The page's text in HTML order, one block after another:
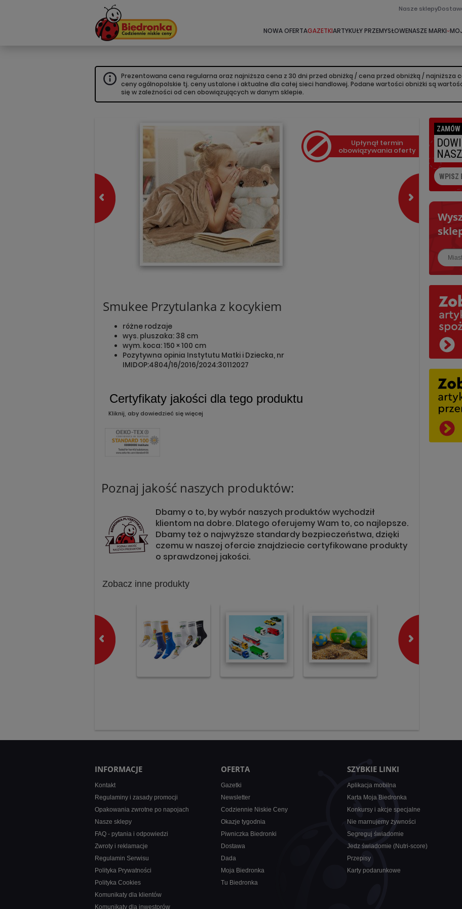
Nasze sklepy
NOWA OFERTAGAZETKIARTYKUŁY PRZEMYSŁOWENASZE MARKI
Prezentowana cena regularna oraz najniższa cena z 30 dni przed obniżką / cena przed obniżką / najniższa
ceny ogólnopolskie tj. ceny ustalone i aktualne dla całej sieci handlowej. Podane wartości obniżki są
się w zależności od cen obowiązujących w danym sklepie.
Upłynął termin
obowiązywania oferty
Smukee Przytulanka z kocykiem
różne rodzaje
wys. pluszaka: 38 cm
wym. koca: 150 × 100 cm
Pozytywna opinia Instytutu Matki i Dziecka, nr
IMIDOP:4804/16/2016/2024:30112027
Certyfikaty jakości dla tego produktu
Kliknij, aby dowiedzieć się więcej
Poznaj jakość naszych produktów:
Dbamy o to, by wybór naszych produktów wychodził
klientom na dobre. Dlatego oferujemy Wam to, co najlepsze.
Dbamy też o najwyższe standardy bezpieczeństwa, dzięki
czemu w naszej ofercie znajdziecie certyfikowane produkty
o sprawdzonej jakości.
Zobacz inne produkty
ZAMÓW
INFORMACJE
Kontakt
Regulaminy i zasady promocji
Opakowania zwrotne po napojach
Nasze sklepy
FAQ - pytania i odpowiedzi
Zwroty i reklamacje
Regulamin Serwisu
Polityka Prywatności
Polityka Cookies
Komunikaty dla klientów
Komunikaty dla inwestorów
OFERTA
Gazetki
Newsletter
Codziennie Niskie Ceny
Okazje tygodnia
Piwniczka Biedronki
Dostawa
Dada
Moja Biedronka
Tu Biedronka
SZYBKIE LINKI
Aplikacja mobilna
Karta Moja Biedronka
Konkursy i akcje specjalne
Nie marnujemy żywności
Segreguj świadomie
Jedz świadomie (Nutri-score)
Przepisy
Karty podarunkowe